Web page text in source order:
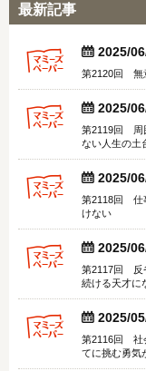
最新記事
  2025/
第2120回 無
  2025/
第2119回 周
ない人生の土
  2025/
第2118回 仕
けない
  2025/
第2117回 反
続ける天才に
  2025/
第2116回 社
てに挑む勇気